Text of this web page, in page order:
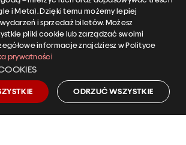
o biletach i koncertach
tel.:+48 501 958 255
kasa@ncpp.opole.pl
i Meta). Dzięki temu możemy lepiej
i sprzedaż biletów. Możesz
pliki cookie lub zarządzać swoimi
informacje znajdziesz w Polityce
prywatności
ODRZUĆ WSZYSTKIE